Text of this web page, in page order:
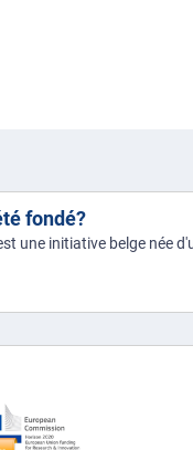
fondé?
une initiative belge née